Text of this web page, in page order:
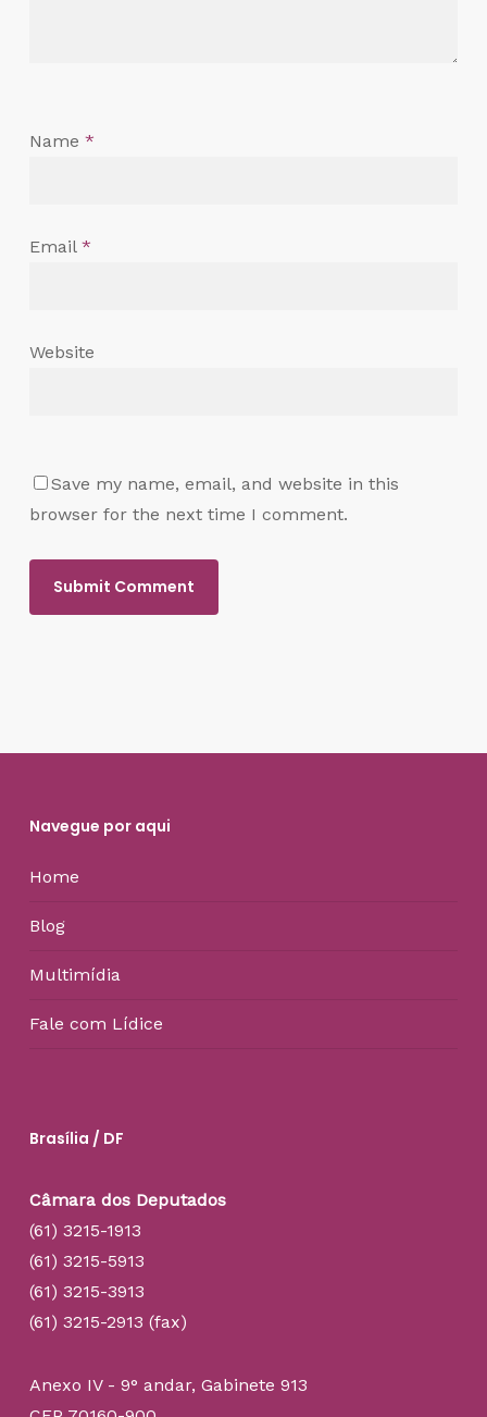
Name *
Email *
Website
Save my name, email, and website in this
browser for the next time I comment.
Navegue por aqui
Home
Blog
Multimídia
Fale com Lídice
Brasília / DF
Câmara dos Deputados
(61) 3215-1913
(61) 3215-5913
(61) 3215-3913
(61) 3215-2913 (fax)
Anexo IV - 9° andar, Gabinete 913